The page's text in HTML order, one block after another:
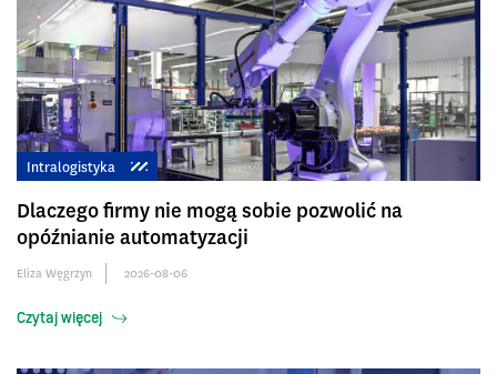
Intralogistyka
Dlaczego firmy nie mogą sobie pozwolić na
opóźnianie automatyzacji
Eliza Węgrzyn 2026-08-06
Czytaj więcej